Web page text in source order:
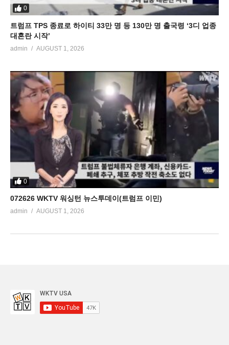
0
트럼프 TPS 종료로 하이티 33만 명 등 130만 명 출국령 ‘3디 업종
대혼란 시작’
admin AUGUST 1, 2026
0
072626 WKTV 워싱턴 뉴스투데이(트럼프 이민)
admin AUGUST 1, 2026